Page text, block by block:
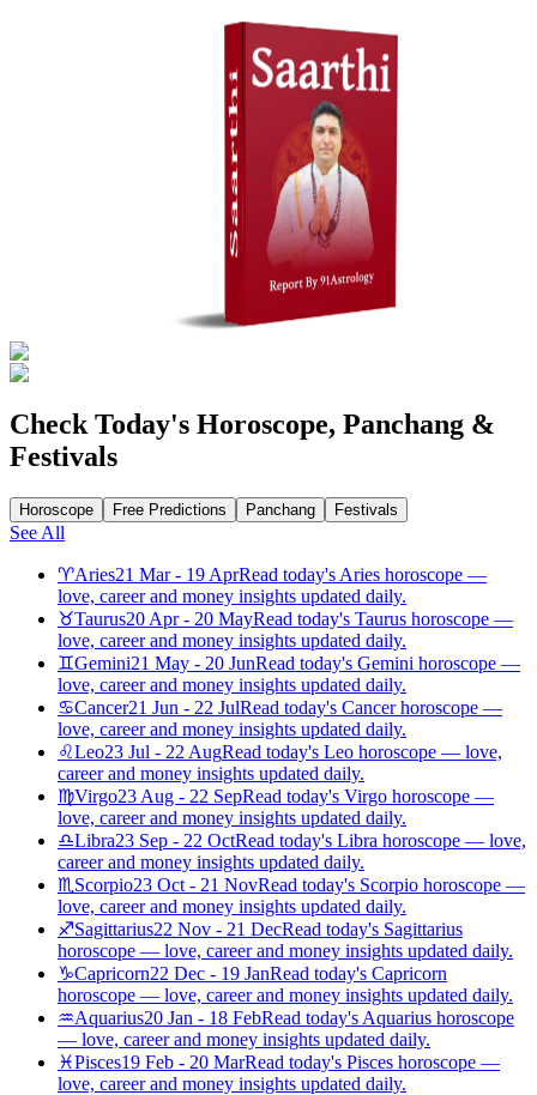
Check Today's Horoscope, Panchang &
Festivals
Horoscope Free Predictions Panchang Festivals
See All
♈Aries21 Mar - 19 AprRead today's Aries horoscope —
love, career and money insights updated daily.
♉Taurus20 Apr - 20 MayRead today's Taurus horoscope —
love, career and money insights updated daily.
♊Gemini21 May - 20 JunRead today's Gemini horoscope —
love, career and money insights updated daily.
♋Cancer21 Jun - 22 JulRead today's Cancer horoscope —
love, career and money insights updated daily.
♌Leo23 Jul - 22 AugRead today's Leo horoscope — love,
career and money insights updated daily.
♍Virgo23 Aug - 22 SepRead today's Virgo horoscope —
love, career and money insights updated daily.
♎Libra23 Sep - 22 OctRead today's Libra horoscope — love,
career and money insights updated daily.
♏ Scorpio23 Oct - 21 NovRead today's Scorpio horoscope —
love, career and money insights updated daily.
♐Sagittarius22 Nov - 21 DecRead today's Sagittarius
horoscope — love, career and money insights updated daily.
♑Capricorn22 Dec - 19 JanRead today's Capricorn
horoscope — love, career and money insights updated daily.
♒Aquarius20 Jan - 18 FebRead today's Aquarius horoscope
— love, career and money insights updated daily.
♓Pisces19 Feb - 20 MarRead today's Pisces horoscope —
love, career and money insights updated daily.